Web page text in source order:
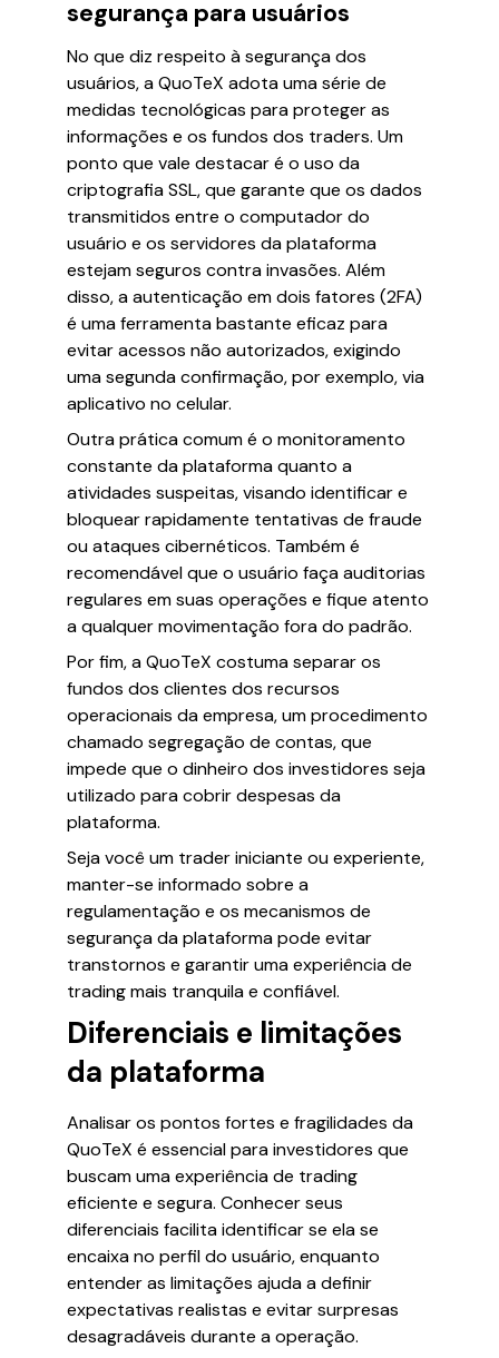
segurança para usuários
No que diz respeito à segurança dos
usuários, a QuoTeX adota uma série de
medidas tecnológicas para proteger as
informações e os fundos dos traders. Um
ponto que vale destacar é o uso da
criptografia SSL, que garante que os dados
transmitidos entre o computador do
usuário e os servidores da plataforma
estejam seguros contra invasões. Além
disso, a autenticação em dois fatores (2FA)
é uma ferramenta bastante eficaz para
evitar acessos não autorizados, exigindo
uma segunda confirmação, por exemplo, via
aplicativo no celular.
Outra prática comum é o monitoramento
constante da plataforma quanto a
atividades suspeitas, visando identificar e
bloquear rapidamente tentativas de fraude
ou ataques cibernéticos. Também é
recomendável que o usuário faça auditorias
regulares em suas operações e fique atento
a qualquer movimentação fora do padrão.
Por fim, a QuoTeX costuma separar os
fundos dos clientes dos recursos
operacionais da empresa, um procedimento
chamado segregação de contas, que
impede que o dinheiro dos investidores seja
utilizado para cobrir despesas da
plataforma.
Seja você um trader iniciante ou experiente,
manter-se informado sobre a
regulamentação e os mecanismos de
segurança da plataforma pode evitar
transtornos e garantir uma experiência de
trading mais tranquila e confiável.
Diferenciais e limitações
da plataforma
Analisar os pontos fortes e fragilidades da
QuoTeX é essencial para investidores que
buscam uma experiência de trading
eficiente e segura. Conhecer seus
diferenciais facilita identificar se ela se
encaixa no perfil do usuário, enquanto
entender as limitações ajuda a definir
expectativas realistas e evitar surpresas
desagradáveis durante a operação.